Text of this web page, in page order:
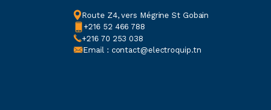
Route Z4, vers Mégrine St Gobain
+216 52 466 788
+216 70 253 038
Email : contact@electroquip.tn